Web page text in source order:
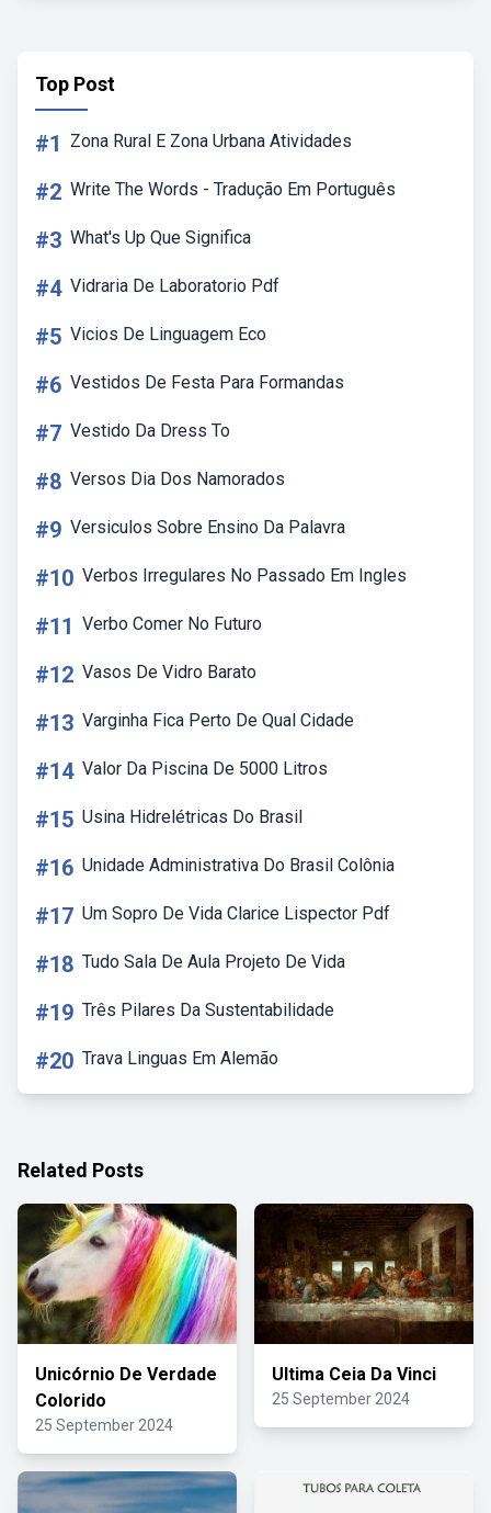
Top Post
#1 Zona Rural E Zona Urbana Atividades
#2 Write The Words - Tradução Em Português
#3 What's Up Que Significa
#4 Vidraria De Laboratorio Pdf
#5 Vicios De Linguagem Eco
#6 Vestidos De Festa Para Formandas
#7 Vestido Da Dress To
#8 Versos Dia Dos Namorados
#9 Versiculos Sobre Ensino Da Palavra
#10 Verbos Irregulares No Passado Em Ingles
#11 Verbo Comer No Futuro
#12 Vasos De Vidro Barato
#13 Varginha Fica Perto De Qual Cidade
#14 Valor Da Piscina De 5000 Litros
#15 Usina Hidrelétricas Do Brasil
#16 Unidade Administrativa Do Brasil Colônia
#17 Um Sopro De Vida Clarice Lispector Pdf
#18 Tudo Sala De Aula Projeto De Vida
#19 Três Pilares Da Sustentabilidade
#20 Trava Linguas Em Alemão
Related Posts
Unicórnio De Verdade
Colorido
25 September 2024
Ultima Ceia Da Vinci
25 September 2024